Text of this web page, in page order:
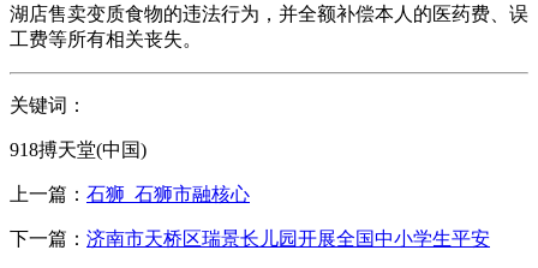
湖店售卖变质食物的违法行为，并全额补偿本人的医药费、误
工费等所有相关丧失。
关键词：
918搏天堂(中国)
上一篇： 石狮_石狮市融核心
下一篇： 济南市天桥区瑞景长儿园开展全国中小学生平安